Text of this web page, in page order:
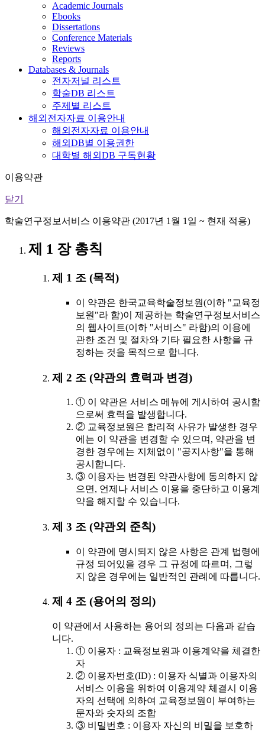
Academic Journals
Ebooks
Dissertations
Conference Materials
Reviews
Reports
Databases & Journals
전자저널 리스트
학술DB 리스트
주제별 리스트
해외전자자료 이용안내
해외전자자료 이용안내
해외DB별 이용권한
대학별 해외DB 구독현황
이용약관
닫기
학술연구정보서비스 이용약관 (2017년 1월 1일 ~ 현재 적용)
제 1 장 총칙
제 1 조 (목적)
이 약관은 한국교육학술정보원(이하 "교육정
보원"라 함)이 제공하는 학술연구정보서비스
의 웹사이트(이하 "서비스" 라함)의 이용에
관한 조건 및 절차와 기타 필요한 사항을 규
정하는 것을 목적으로 합니다.
제 2 조 (약관의 효력과 변경)
① 이 약관은 서비스 메뉴에 게시하여 공시함
으로써 효력을 발생합니다.
② 교육정보원은 합리적 사유가 발생한 경우
에는 이 약관을 변경할 수 있으며, 약관을 변
경한 경우에는 지체없이 "공지사항"을 통해
공시합니다.
③ 이용자는 변경된 약관사항에 동의하지 않
으면, 언제나 서비스 이용을 중단하고 이용계
약을 해지할 수 있습니다.
제 3 조 (약관외 준칙)
이 약관에 명시되지 않은 사항은 관계 법령에
규정 되어있을 경우 그 규정에 따르며, 그렇
지 않은 경우에는 일반적인 관례에 따릅니다.
제 4 조 (용어의 정의)
이 약관에서 사용하는 용어의 정의는 다음과 같습
니다.
① 이용자 : 교육정보원과 이용계약을 체결한
자
② 이용자번호(ID) : 이용자 식별과 이용자의
서비스 이용을 위하여 이용계약 체결시 이용
자의 선택에 의하여 교육정보원이 부여하는
문자와 숫자의 조합
③ 비밀번호 : 이용자 자신의 비밀을 보호하